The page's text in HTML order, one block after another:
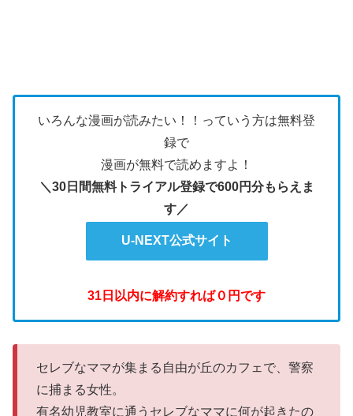
いろんな漫画が読みたい！！っていう方は無料登
録で
漫画が無料で読めますよ！
＼30日間無料トライアル登録で600円分もらえま
す／
U-NEXT公式サイト
31日以内に解約すれば０円です
セレブなママが集まる自由が丘のカフェで、警察
に捕まる女性。
有名幼児教室に通うセレブなママに何が起きたの